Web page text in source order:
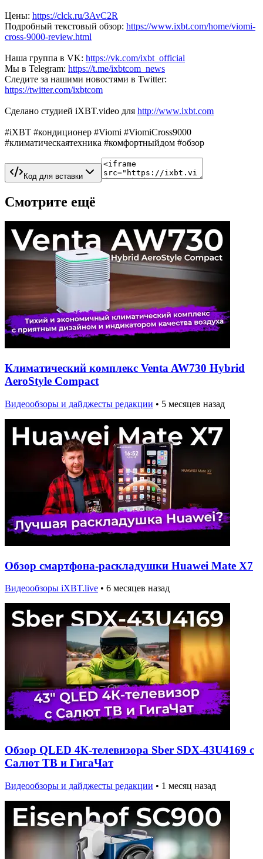
Цены: https://clck.ru/3AvC2R
Подробный текстовый обзор: https://www.ixbt.com/home/viomi-
cross-9000-review.html
Наша группа в VK: https://vk.com/ixbt_official
Мы в Telegram: https://t.me/ixbtcom_news
Следите за нашими новостями в Twitter:
https://twitter.com/ixbtcom
Сделано студией iXBT.video для http://www.ixbt.com
#iXBT #кондиционер #Viomi #ViomiCross9000
#климатическаятехника #комфортныйдом #обзор
Код для вставки
Смотрите ещё
Климатический комплекс Venta AW730 Hybrid
AeroStyle Compact
Видеообзоры и дайджесты редакции • 5 месяцев назад
Обзор смартфона-раскладушки Huawei Mate X7
Видеообзоры iXBT.live • 6 месяцев назад
Обзор QLED 4К-телевизора Sber SDX-43U4169 с
Салют ТВ и ГигаЧат
Видеообзоры и дайджесты редакции • 1 месяц назад